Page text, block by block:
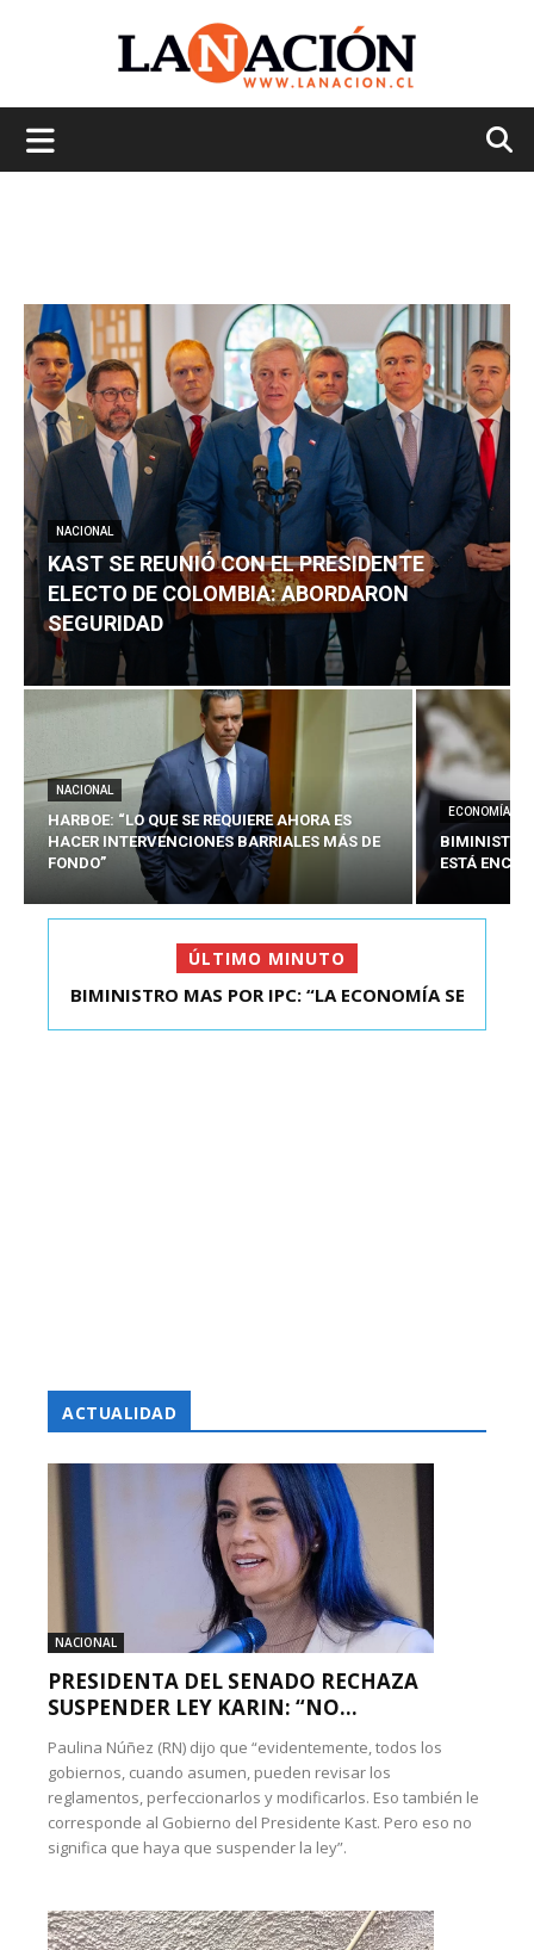
NACIONAL
KAST SE REUNIÓ CON EL PRESIDENTE
ELECTO DE COLOMBIA: ABORDARON
SEGURIDAD
NACIONAL
HARBOE: “LO QUE SE REQUIERE AHORA ES
HACER INTERVENCIONES BARRIALES MÁS DE
FONDO”
ECONOMÍA
BIMINISTRO
ESTÁ
ÚLTIMO MINUTO
KAST SE REUNIÓ CON EL PRESIDENTE ELECTO DE
BIMINISTRO MAS POR IPC: “LA ECONOMÍA SE
ACTUALIDAD
NACIONAL
PRESIDENTA DEL SENADO RECHAZA
SUSPENDER LEY KARIN: “NO...
Paulina Núñez (RN) dijo que “evidentemente, todos los
gobiernos, cuando asumen, pueden revisar los
reglamentos, perfeccionarlos y modificarlos. Eso también le
corresponde al Gobierno del Presidente Kast. Pero eso no
significa que haya que suspender la ley”.